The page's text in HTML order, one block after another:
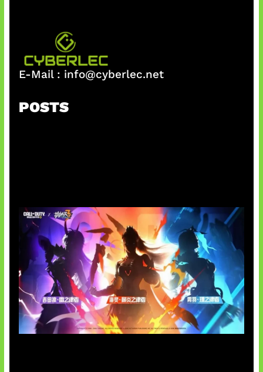
E-Mail : info@cyberlec.net
POSTS